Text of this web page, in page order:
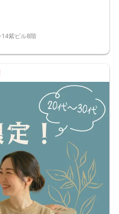
クッキーー＆クリーム、バニ
ールケーキなど
に現れるのは誰！？
左右には専用パーティション
られないプライベート感が半
・カップルになる確率％を事
が決めてくれる
大手企業、年収400万円以上
紫ビル8階